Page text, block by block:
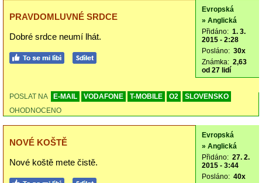
PRAVDOMLUVNÉ SRDCE
Dobré srdce neumí lhát.
Evropská
» Anglická
Přidáno: 1. 3.
2015 - 2:28
Posláno: 30x
Známka: 2,63
od 27 lidí
POSLAT NA E-MAIL VODAFONE T-MOBILE O2
SLOVENSKO
OHODNOCENO
NOVÉ KOŠTĚ
Nové koště mete čistě.
Evropská
» Anglická
Přidáno: 27. 2.
2015 - 3:44
Posláno: 40x